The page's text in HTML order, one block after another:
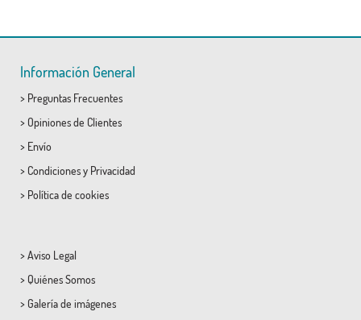
Información General
> Preguntas Frecuentes
> Opiniones de Clientes
> Envío
> Condicionesy Privacidad
> Política de cookies
> Aviso Legal
> Quiénes Somos
> Galería de imágenes